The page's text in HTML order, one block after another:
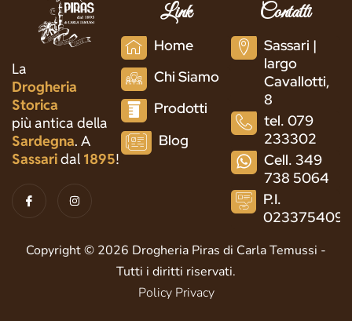
La
Drogheria
Storica
più antica della
Sardegna. A
Sassaridal 1895!
c
o
f
a
n
s
g
r
Link
Home
Chi Siamo
Prodotti
Blog
Contatti
Sassari |
largo
Cavallotti,
8
tel. 079
233302
Cell. 349
738 5064
P.I.
Copyright © 2026 Drogheria Piras di Carla Temussi -
Tutti i diritti riservati.
Policy Privacy